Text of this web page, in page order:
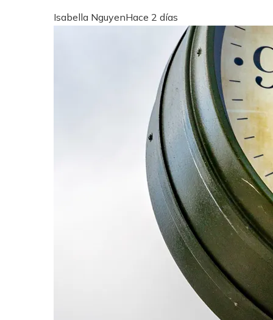
Isabella NguyenHace 2 días